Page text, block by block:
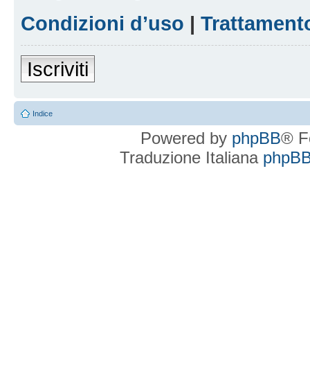
Condizioni d’uso |
Iscriviti
Indice
Powered by phpBB®
Traduzione Italiana